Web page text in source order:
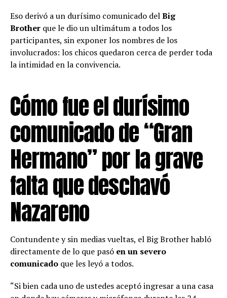
Eso derivó a un durísimo comunicado delBig
Brother que le dio un ultimátum a todos los
participantes, sin exponer los nombres de los
involucrados: los chicos quedaron cerca de perder toda
la intimidad en la convivencia.
Cómo fue el durísimo
comunicado de “Gran
Hermano” por la grave
falta que deschavó
Nazareno
Contundente y sin medias vueltas, el Big Brother habló
directamente de lo que pasó en un severo
comunicado que les leyó a todos.
“Si bien cada uno de ustedes aceptó ingresar a una casa